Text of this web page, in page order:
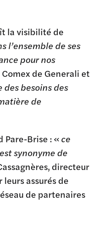
la visibilité de
l’ensemble de ses
pour nos
de Generali et
besoins des
de
Pare-Brise : «ce
synonyme de
directeur
assurés de
de partenaires